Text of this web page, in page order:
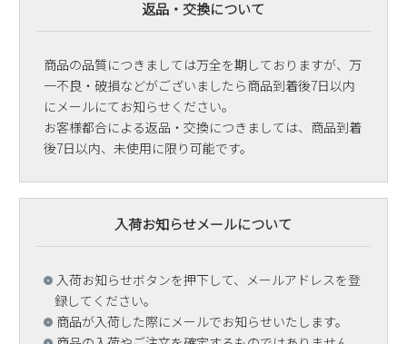
返品・交換について
商品の品質につきましては万全を期しておりますが、万
一不良・破損などがございましたら商品到着後7日以内
にメールにてお知らせください。
お客様都合による返品・交換につきましては、商品到着
後7日以内、未使用に限り可能です。
入荷お知らせメールについて
入荷お知らせボタンを押下して、メールアドレスを登
録してください。
商品が入荷した際にメールでお知らせいたします。